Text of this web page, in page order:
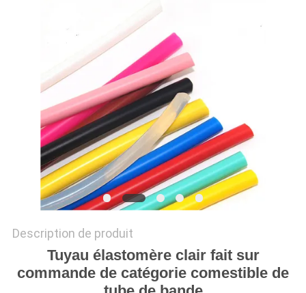
PRIVACY
POLICY
Description de produit
Tuyau élastomère clair fait sur
commande de catégorie comestible de